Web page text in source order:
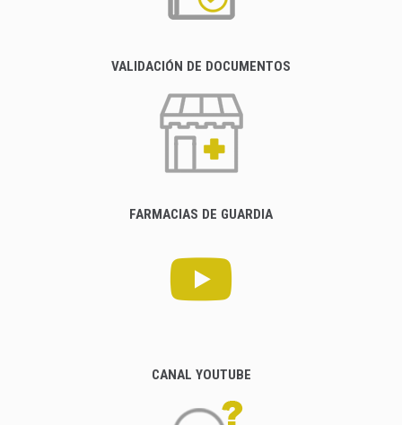
VALIDACIÓN DE DOCUMENTOS
FARMACIAS DE GUARDIA
CANAL YOUTUBE